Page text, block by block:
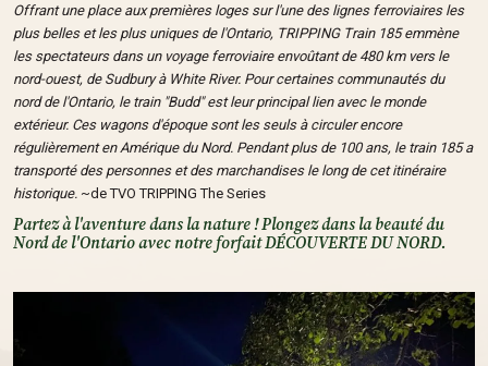
Offrant une place aux premières loges sur l'une des lignes ferroviaires les
plus belles et les plus uniques de l'Ontario, TRIPPING Train 185 emmène
les spectateurs dans un voyage ferroviaire envoûtant de 480 km vers le
nord-ouest, de Sudbury à White River. Pour certaines communautés du
nord de l'Ontario, le train "Budd" est leur principal lien avec le monde
extérieur. Ces wagons d'époque sont les seuls à circuler encore
régulièrement en Amérique du Nord. Pendant plus de 100 ans, le train 185 a
transporté des personnes et des marchandises le long de cet itinéraire
historique. ~de TVO TRIPPING The Series
Partez à l'aventure dans la nature ! Plongez dans la beauté du
Nord de l'Ontario avec notre forfait DÉCOUVERTE DU NORD.